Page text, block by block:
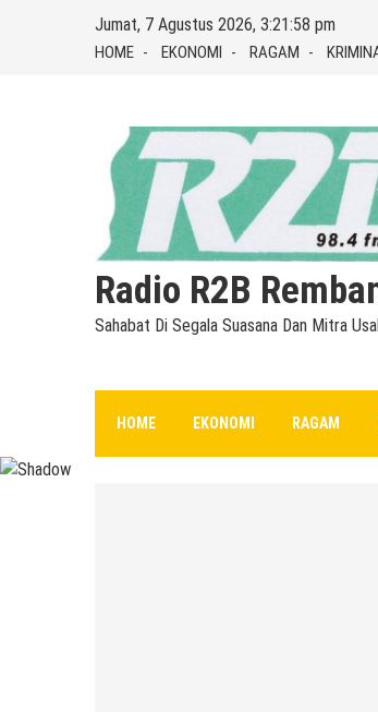
Jumat, 7 Agustus 2026, 3:21:59 pm
HOME EKONOMI RAGAM
Radio R2B
Sahabat Di Segala Suasana Dan Mitra
HOME EKONOMI RAGAM